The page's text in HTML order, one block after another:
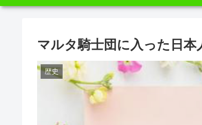
マルタ騎士団に入った日本
歴史